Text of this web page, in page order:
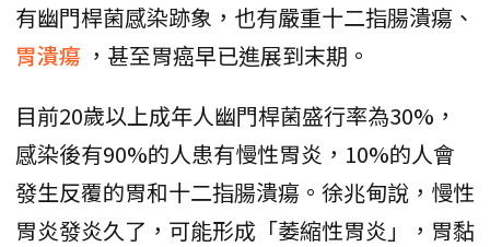
有幽門桿菌感染跡象，也有嚴重十二指腸潰瘍、
胃潰瘍 ，甚至胃癌早已進展到末期。
目前20歲以上成年人幽門桿菌盛行率為30%，
感染後有90%的人患有慢性胃炎，10%的人會
發生反覆的胃和十二指腸潰瘍。徐兆甸說，慢性
胃炎發炎久了，可能形成「萎縮性胃炎」，胃黏